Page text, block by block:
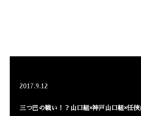
2017.9.12
三つ巴の戦い！？山口組×神戸山口組×任侠